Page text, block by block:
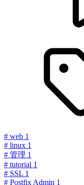
# web 1
# linux 1
# 管理 1
# tutorial 1
# SSL 1
# Postfix Admin 1